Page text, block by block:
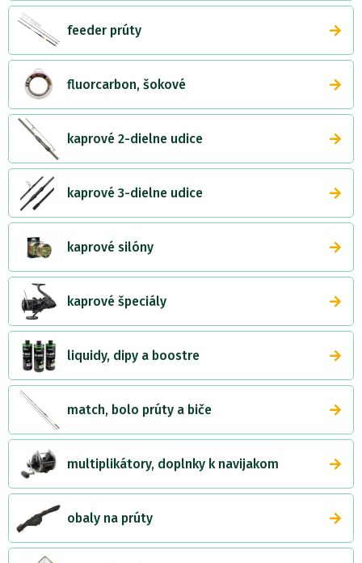
feeder prúty
fluorcarbon, šokové
kaprové 2-dielne udice
kaprové 3-dielne udice
kaprové silóny
kaprové špeciály
liquidy, dipy a boostre
match, bolo prúty a biče
multiplikátory, doplnky k navijakom
obaly na prúty